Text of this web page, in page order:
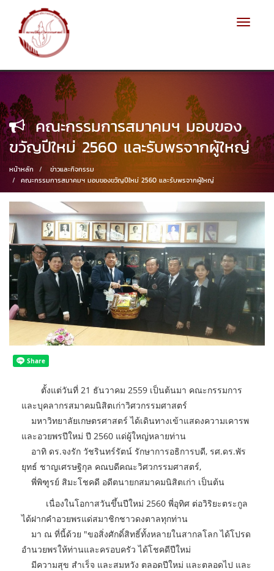
Toggle
คณะกรรมการสมาคมฯ มอบของ
ขวัญปีใหม่ 2560 และรับพรจากผู้ใหญ่
หน้าหลัก
ข่าวและกิจกรรม
คณะกรรมการสมาคมฯ มอบของขวัญปีใหม่ 2560 และรับพรจากผู้ใหญ่
ตั้งแต่วันที่ 21 ธันวาคม 2559 เป็นต้นมา คณะกรรมการ
และบุคลากรสมาคมนิสิตเก่าวิศวกรรมศาสตร์
มหาวิทยาลัยเกษตรศาสตร์ ได้เดินทางเข้าแสดงความเคารพ
และอวยพรปีใหม่ ปี 2560 แด่ผู้ใหญ่หลายท่าน
อาทิ ดร.จงรัก วัชรินทร์รัตน์ รักษาการอธิการบดี, รศ.ดร.พัร
ยุทธ์ ชาญเศรษฐิกุล คณบดีคณะวิศวกรรมศาสตร์,
พี่พิฑูรย์ สิมะโชคดี อดีตนายกสมาคมนิสิตเก่า เป็นต้น
เนื่องในโอกาสวันขึ้นปีใหม่ 2560 พี่อุทิศ ต่อวิริยะตระกูล
ได้ฝากคำอวยพรแด่สมาชิกชาวดงตาลทุกท่าน
มา ณ ที่นี้ด้วย "ขอสิ่งศักดิ์สิทธิ์ทั้งหลายในสากลโลก ได้โปรด
อำนวยพรให้ท่านและครอบครัว ได้โชคดีปีใหม่
มีความสุข สำเร็จ และสมหวัง ตลอดปีใหม่ และตลอดไป และ